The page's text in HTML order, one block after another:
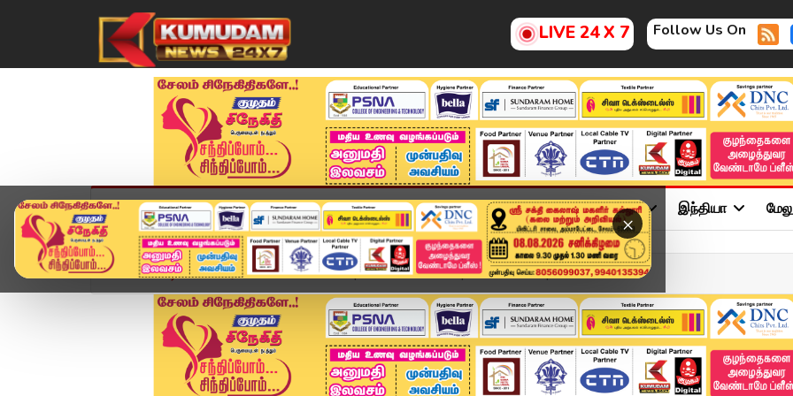
LIVE 24 X 7 Follow Us On
×
முகப்பு விளையாட்டு அண்மை தமிழ்நாடு சினிமா அரசியல் விளையாட்டு இந்தியா
Home வீடியோ ஸ்டோரி Headlines Now | 10 AM Headlines | 04 APR 2026 |...